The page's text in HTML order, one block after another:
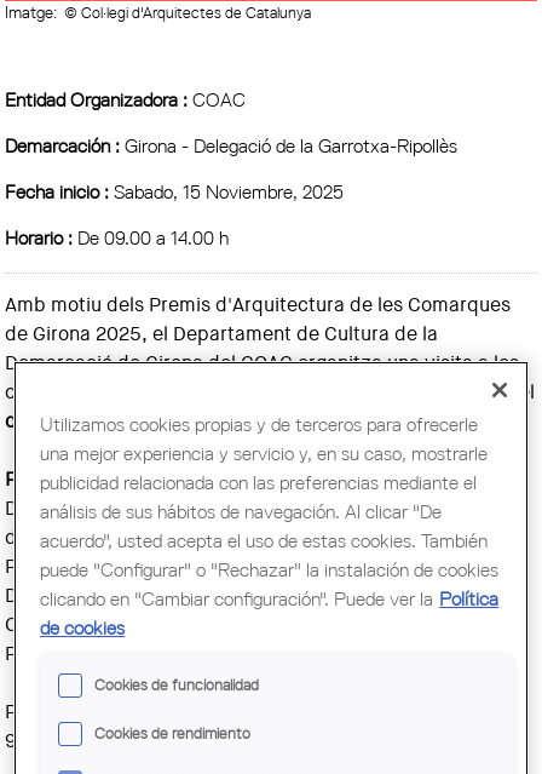
Imatge: © Col·legi d'Arquitectes de Catalunya
Entidad Organizadora :COAC
Demarcación :Girona - Delegació de la Garrotxa-Ripollès
Fecha inicio :Sabado, 15 Noviembre, 2025
Horario : De 09.00 a 14.00 h
Amb motiu dels Premis d'Arquitectura de les Comarques
de Girona 2025, el Departament de Cultura de la
Demarcació de Girona del COAC organitza una visita a les
obres seleccionades i premiades de la Garrotxa-Ripollès, el
dissabte 15 de novembre, al matí.
Programa de la visita
De la clausura a l'obertura a Olot, de Barbacana Taller
d’Arquitectura
Plaça Major d’Olot, d’Un Parell d’Arquitectes + Quim
Domene + Pep de Solà-Morales
Oficines d’Atenció Ciutadana OAC d’Olot, d’Estudio Além
Pavelló esportiu de Ripoll, d’MH.AP Studio
Punt de trobada:
9 h. De la clausura a l’obertura. Carrer Fluvià, 25. Olot
Utilizamos cookies propias y de terceros para ofrecerle
una mejor experiencia y servicio y, en su caso, mostrarle
publicidad relacionada con las preferencias mediante el
análisis de sus hábitos de navegación. Al clicar "De
acuerdo", usted acepta el uso de estas cookies. También
puede "Configurar" o "Rechazar" la instalación de cookies
clicando en "Cambiar configuración". Puede ver la Política
de cookies
Cookies de funcionalidad
Cookies de rendimiento